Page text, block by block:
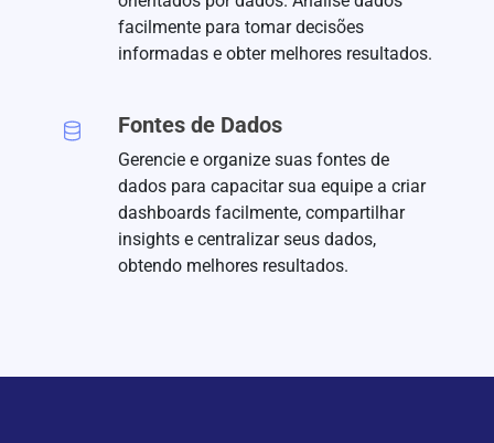
facilmente para tomar decisões
informadas e obter melhores resultados.
Fontes de Dados
Gerencie e organize suas fontes de
dados para capacitar sua equipe a criar
dashboards facilmente, compartilhar
insights e centralizar seus dados,
obtendo melhores resultados.